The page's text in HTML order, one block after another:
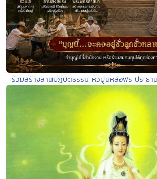
ร่วมสร้างลานปฏิบัติธรรม หิ้วปูนหล่อพระประธ